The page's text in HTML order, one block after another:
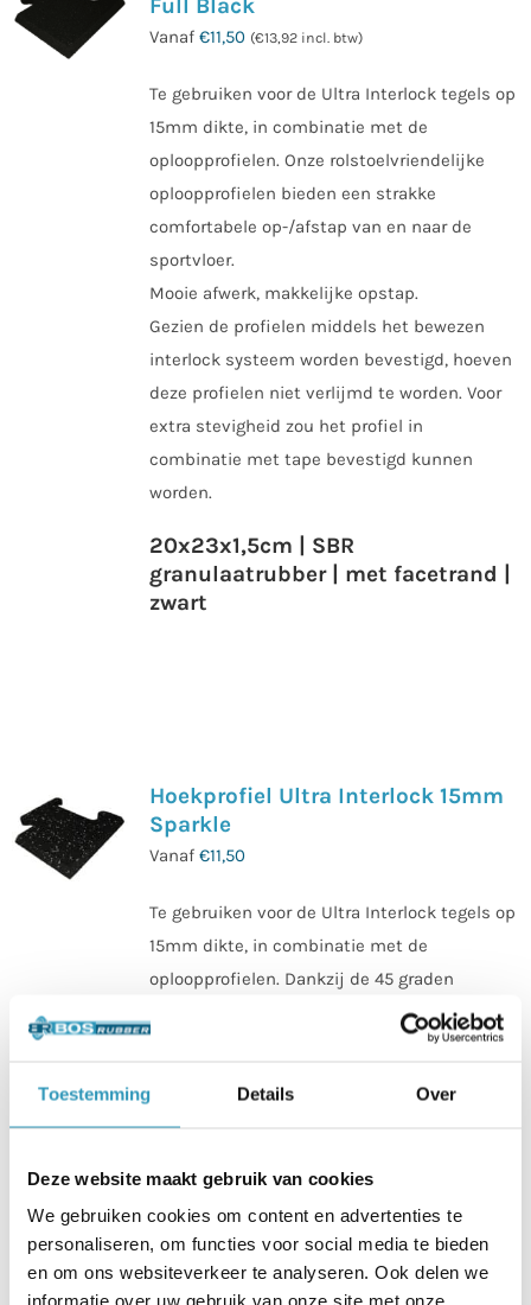
Toestemming Details Over
Deze website maakt gebruik van cookies
We gebruiken cookies om content en advertenties te
personaliseren, om functies voor social media te bieden
en om ons websiteverkeer te analyseren. Ook delen we
informatie over uw gebruik van onze site met onze
Full Black
Vanaf €11,50 (€13,92incl. btw)
Te gebruiken voor de Ultra Interlock tegels op
15mm dikte, in combinatie met de
oploopprofielen. Onze rolstoelvriendelijke
oploopprofielen bieden een strakke
comfortabele op-/afstap van en naar de
sportvloer.
Mooie afwerk, makkelijke opstap.
Gezien de profielen middels het bewezen
interlock systeem worden bevestigd, hoeven
deze profielen niet verlijmd te worden. Voor
extra stevigheid zou het profiel in
combinatie met tape bevestigd kunnen
worden.
20x23x1,5cm | SBR
granulaatrubber | met facetrand |
zwart
Hoekprofiel Ultra Interlock 15mm
Sparkle
Vanaf €11,50
Te gebruiken voor de Ultra Interlock tegels op
15mm dikte, in combinatie met de
oploopprofielen. Dankzij de 45 graden
facetrand bieden deze rolstoelvriendelijke
oploopprofielen een strakke comfortabele
interlock systeem worden bevestigd, hoeven
deze profielen niet verlijmd te worden. Voor
extra stevigheid zou het profiel in
combinatie met tape bevestigd kunnen